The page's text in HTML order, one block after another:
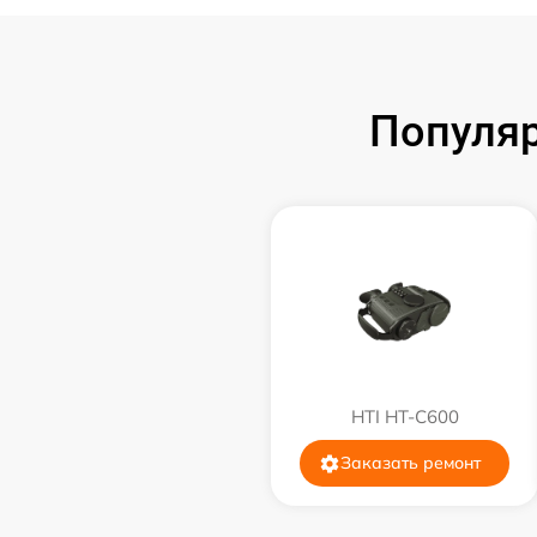
Ремонт платы управления
Восстановление после попадания влаги
HTI HT-C600
Заказать ремонт